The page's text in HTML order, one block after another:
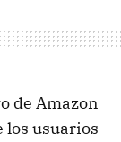
de Amazon
los usuarios